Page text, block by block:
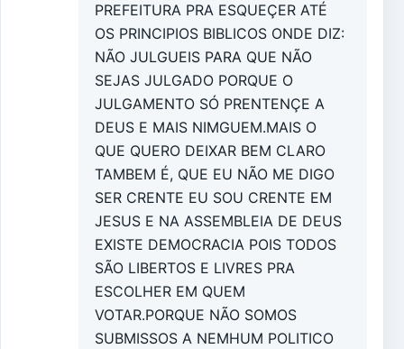
PREFEITURA PRA ESQUEÇER ATÉ
OS PRINCIPIOS BIBLICOS ONDE DIZ:
NÃO JULGUEIS PARA QUE NÃO
SEJAS JULGADO PORQUE O
JULGAMENTO SÓ PRENTENÇE A
DEUS E MAIS NIMGUEM.MAIS O
QUE QUERO DEIXAR BEM CLARO
TAMBEM É, QUE EU NÃO ME DIGO
SER CRENTE EU SOU CRENTE EM
JESUS E NA ASSEMBLEIA DE DEUS
EXISTE DEMOCRACIA POIS TODOS
SÃO LIBERTOS E LIVRES PRA
ESCOLHER EM QUEM
VOTAR.PORQUE NÃO SOMOS
SUBMISSOS A NEMHUM POLITICO